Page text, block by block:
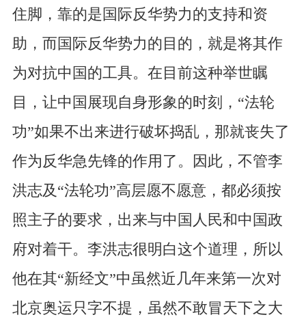
住脚，靠的是国际反华势力的支持和资
助，而国际反华势力的目的，就是将其作
为对抗中国的工具。在目前这种举世瞩
目，让中国展现自身形象的时刻，“法轮
功”如果不出来进行破坏捣乱，那就丧失了
作为反华急先锋的作用了。因此，不管李
洪志及“法轮功”高层愿不愿意，都必须按
照主子的要求，出来与中国人民和中国政
府对着干。李洪志很明白这个道理，所以
他在其“新经文”中虽然近几年来第一次对
北京奥运只字不提，虽然不敢冒天下之大